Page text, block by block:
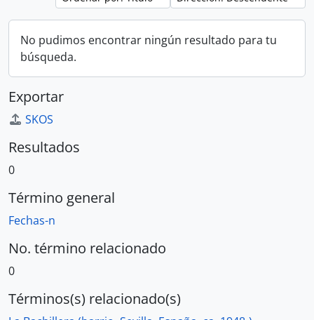
No pudimos encontrar ningún resultado para tu
búsqueda.
Exportar
SKOS
Resultados
0
Término general
Fechas-n
No. término relacionado
0
Términos(s) relacionado(s)